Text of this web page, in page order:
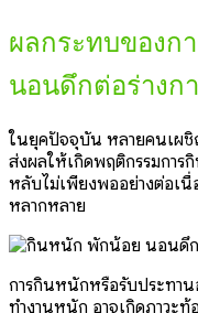
ผลกระทบของก
นอนดึกต่อร่างก
ในยุคปัจจุบัน หลายคนเผชิ
ส่งผลให้เกิดพฤติกรรมกา
หลับไม่เพียงพออย่างต่อเนื่
หลากหลาย
การกินหนักหรือรับประทาน
ทำงานหนัก อาจเกิดภาวะ